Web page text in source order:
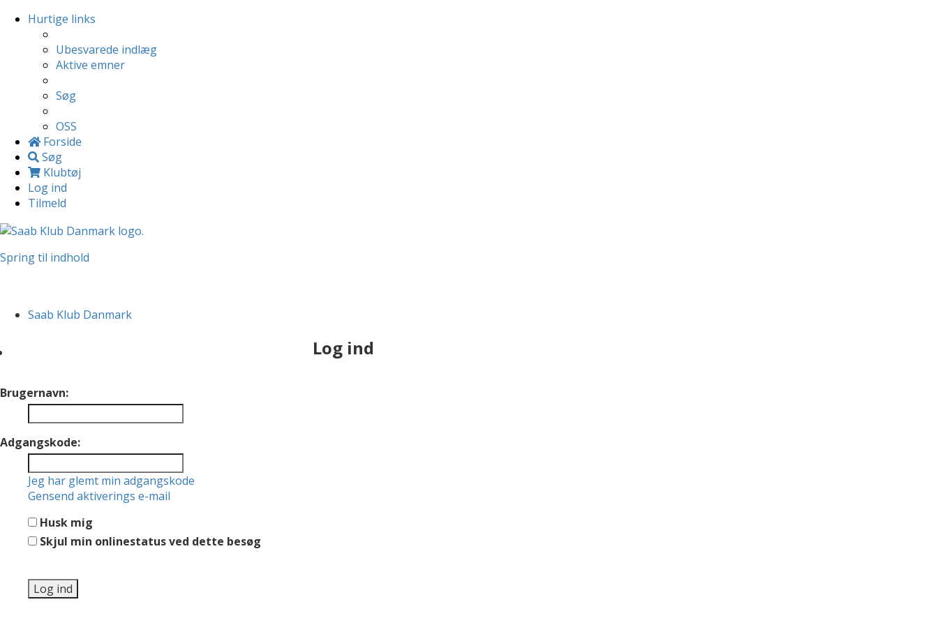
Hurtige links
Ubesvarede indlæg
Aktive emner
Søg
OSS
Forside
Søg
Klubtøj
Log ind
Tilmeld
Spring til indhold
Saab Klub Danmark
Log ind
Brugernavn:
Adgangskode:
Jeg har glemt min adgangskode
Gensend aktiverings e-mail
Husk mig
Skjul min onlinestatus ved dette besøg